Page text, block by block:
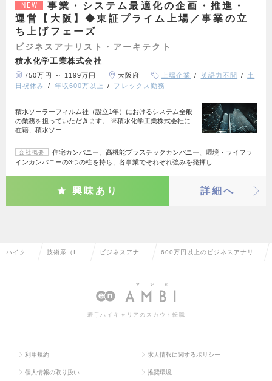
NEW
事業・システム最適化の企画・推進・
運営【大阪】◆東証プライム上場／事業の立
ち上げフェーズ
ビジネスアナリスト・アーキテクト
積水化学工業株式会社
750万円 ～ 1199万円 大阪府 上場企業 英語力不問
土
日祝休み
年収600万以上 フレックス勤務
積水ソーラーフィルム社（設立1年）におけるシステム全般
の業務を担っていただきます。 ※積水化学工業株式会社に
在籍、積水ソー…
会社概要
住宅カンパニー、高機能プラスチックカンパニー、環境・ライフラ
インカンパニーの3つの柱を持ち、各事業でそれぞれ強みを発揮し…
興味あり 詳細へ
ハイクラ 技術系（I ビジネスアナリ
クト
600万円以上のビジネスアナリス
情報一覧
若手ハイキャリアのスカウト転職
利用規約 求人情報に関するポリシー
個人情報の取り扱い 推奨環境